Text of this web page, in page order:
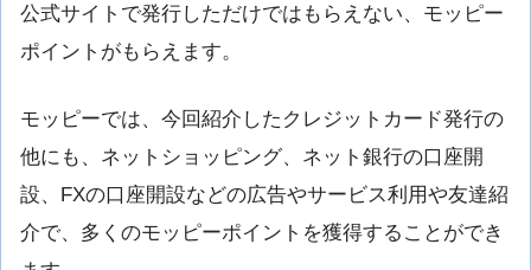
公式サイトで発行しただけではもらえない、モッピー
ポイントがもらえます。
モッピーでは、今回紹介したクレジットカード発行の
他にも、ネットショッピング、ネット銀行の口座開
設、FXの口座開設などの広告やサービス利用や友達紹
介で、多くのモッピーポイントを獲得することができ